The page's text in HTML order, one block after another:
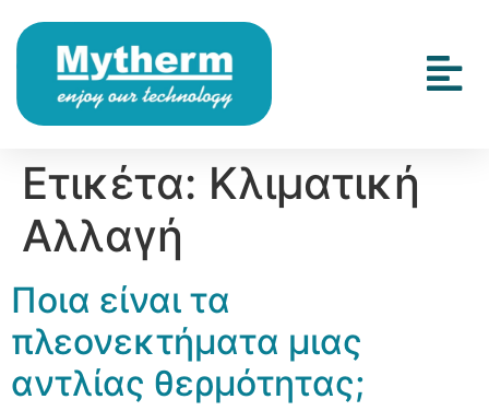
Ετικέτα: Κλιματική
Αλλαγή
Ποια είναι τα
πλεονεκτήματα μιας
αντλίας θερμότητας;